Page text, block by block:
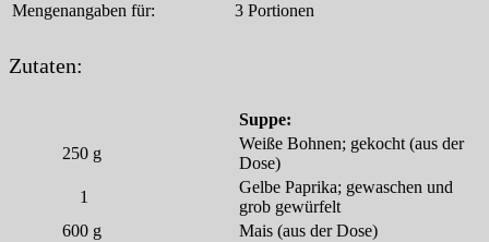
Mengenangaben für:
3 Portionen
Zutaten:
Suppe:
250 g
Weiße Bohnen; gekocht (aus der
Dose)
1
Gelbe Paprika; gewaschen und
grob gewürfelt
600 g
Mais (aus der Dose)